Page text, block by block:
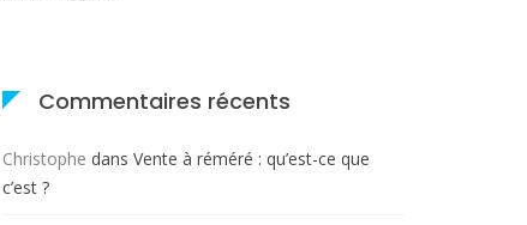
Commentaires récents
Christophe dans Vente à réméré : qu’est-ce que
c’est ?